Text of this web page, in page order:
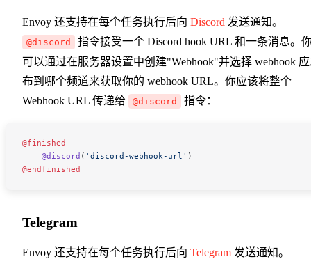
Envoy 还支持在每个任务执行后向 Discord 发送通知。
@discord
指令接受一个 Discord hook URL 和一条消息。
可以通过在服务器设置中创建"Webhook"并选择 webhook
布到哪个频道来获取你的 webhook URL。你应该将整个
Webhook URL 传递给
@discord 指令：
@finished
    @discord
( 'discord-webhook-url' )
@endfinished
Telegram
Envoy 还支持在每个任务执行后向 Telegram 发送通知。